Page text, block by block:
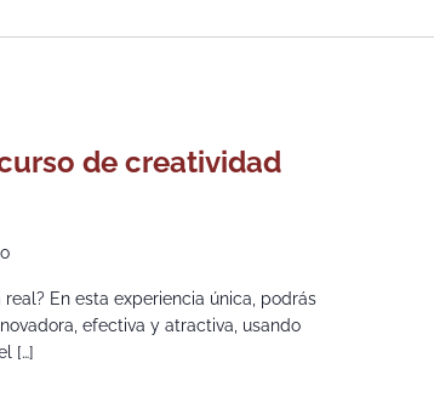
de creatividad
En esta experiencia única, podrás
efectiva y atractiva, usando
[…]